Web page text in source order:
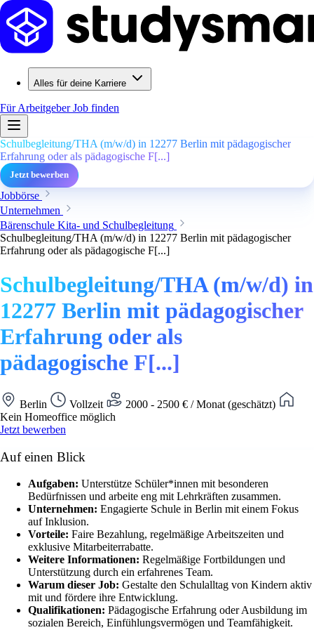
Alles für deine Karriere
Für ArbeitgeberJob finden
Schulbegleitung/THA (m/w/d) in 12277 Berlin mit pädagogischer
Erfahrung oder als pädagogische F[...]
Jetzt bewerben
Jobbörse
Unternehmen
Bärenschule Kita- und Schulbegleitung
Schulbegleitung/THA (m/w/d) in 12277 Berlin mit pädagogischer
Erfahrung oder als pädagogische F[...]
Schulbegleitung/THA (m/w/d) in
12277 Berlin mit pädagogischer
Erfahrung oder als
pädagogische F[...]
Berlin Vollzeit
2000 - 2500 € / Monat (geschätzt)
Kein Homeoffice möglich
Jetzt bewerben
Auf einen Blick
Aufgaben: Unterstütze Schüler*innen mit besonderen
Bedürfnissen und arbeite eng mit Lehrkräften zusammen.
Unternehmen: Engagierte Schule in Berlin mit einem Fokus
auf Inklusion.
Vorteile: Faire Bezahlung, regelmäßige Arbeitszeiten und
exklusive Mitarbeiterrabatte.
Weitere Informationen: Regelmäßige Fortbildungen und
Unterstützung durch ein erfahrenes Team.
Warum dieser Job: Gestalte den Schulalltag von Kindern aktiv
mit und fördere ihre Entwicklung.
Qualifikationen: Pädagogische Erfahrung oder Ausbildung im
sozialen Bereich, Einfühlungsvermögen und Teamfähigkeit.